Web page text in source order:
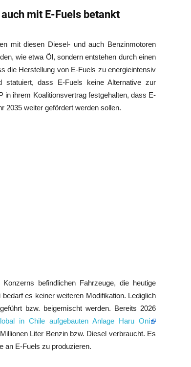
mit E-Fuels betankt
mit diesen Diesel- und auch Benzinmotoren
wie etwa Öl, sondern entstehen durch einen
die Herstellung von E-Fuels zu energieintensiv
dass E-Fuels keine Alternative zur
in ihrem Koalitionsvertrag festgehalten, dass E-
2035 weiter gefördert werden sollen.
befindlichen Fahrzeuge, die heutige
es keiner weiteren Modifikation. Lediglich
bzw. beigemischt werden. Bereits 2026
in Chile aufgebauten Anlage Haru Oni
Liter Benzin bzw. Diesel verbraucht. Es
an E-Fuels zu produzieren.